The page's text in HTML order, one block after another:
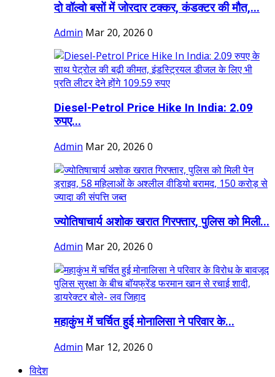
दो वॉल्वो बसों में जोरदार टक्कर, कंडक्टर की मौत,...
Admin Mar 20, 2026 0
Diesel-Petrol Price Hike In India: 2.09
रुपए...
Admin Mar 20, 2026 0
ज्योतिषाचार्य अशोक खरात गिरफ्तार, पुलिस को मिली...
Admin Mar 20, 2026 0
महाकुंभ में चर्चित हुई मोनालिसा ने परिवार के...
Admin Mar 12, 2026 0
विदेश